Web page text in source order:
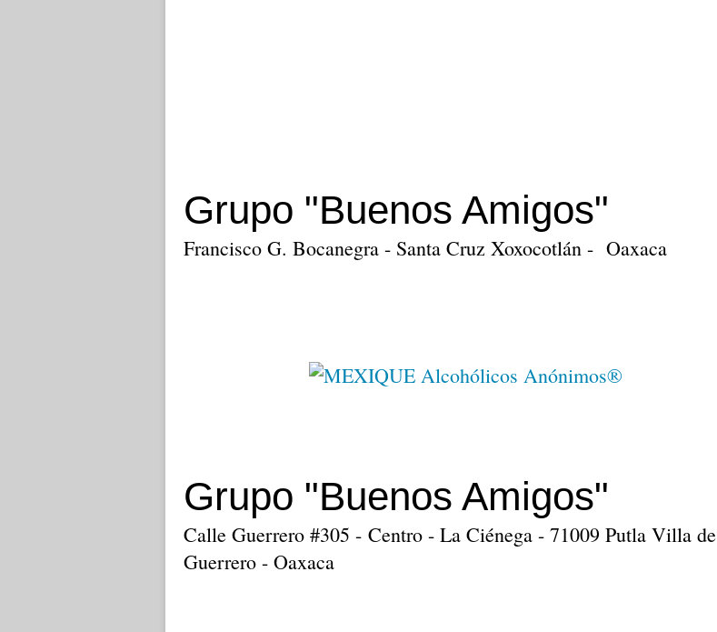
Grupo "Buenos Amigos"
Francisco G. Bocanegra - Santa Cruz Xoxocotlán - Oaxaca
Grupo "Buenos Amigos"
Calle Guerrero #305 - Centro - La Ciénega - 71009 Putla Villa de
Guerrero - Oaxaca